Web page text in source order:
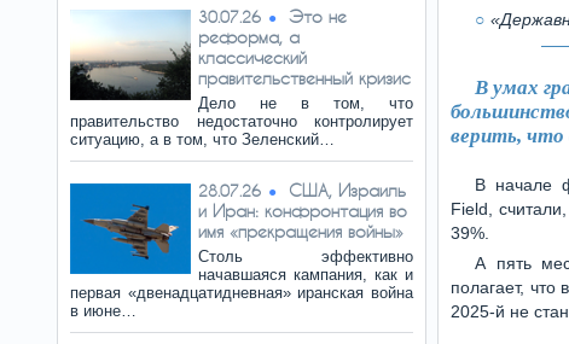
30.07.26
Это не
реформа, а
классический
правительственный кризис
Дело не в том, что
правительство недостаточно контролирует
ситуацию, а в том, что Зеленский…
28.07.26
США, Израиль
и Иран: конфронтация во
имя «прекращения войны»
Столь эффективно
начавшаяся кампания, как и
первая «двенадцатидневная» иранская война
в июне…
В умах
верить, что
В начале
Field,
39%.
А пять
полагает,
2025-й не